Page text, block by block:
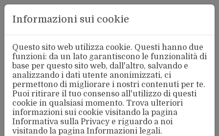
Aderente
Tutte le notizie con Tag:Caporalato
Informazioni sui cookie
Questo sito web utilizza cookie. Questi hanno due
funzioni: da un lato garantiscono le funzionalità di
base per questo sito web, dall'altro, salvando e
analizzando i dati utente anonimizzati, ci
permettono di migliorare i nostri contenuti per te.
Puoi ritirare il tuo consenso all'utilizzo di questi
cookie in qualsiasi momento. Trova ulteriori
informazioni sui cookie visitando la pagina
Informativa sulla Privacye riguardo a noi
visitando la pagina Informazioni legali.